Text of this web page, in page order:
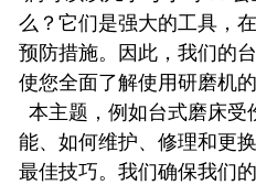
么？它们是强大的工具，
预防措施。因此，我们的
使您全面了解使用研磨机
本主题，例如台式磨床
能、如何维护、修理和更
最佳技巧。我们确保我们